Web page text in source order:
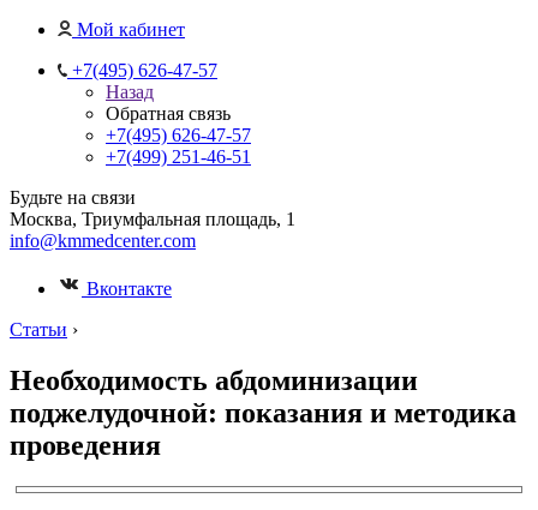
Мой кабинет
+7(495) 626-47-57
Назад
Обратная связь
+7(495) 626-47-57
+7(499) 251-46-51
Будьте на связи
Москва, Триумфальная площадь, 1
info@kmmedcenter.com
Вконтакте
Статьи ›
Необходимость абдоминизации
поджелудочной: показания и методика
проведения